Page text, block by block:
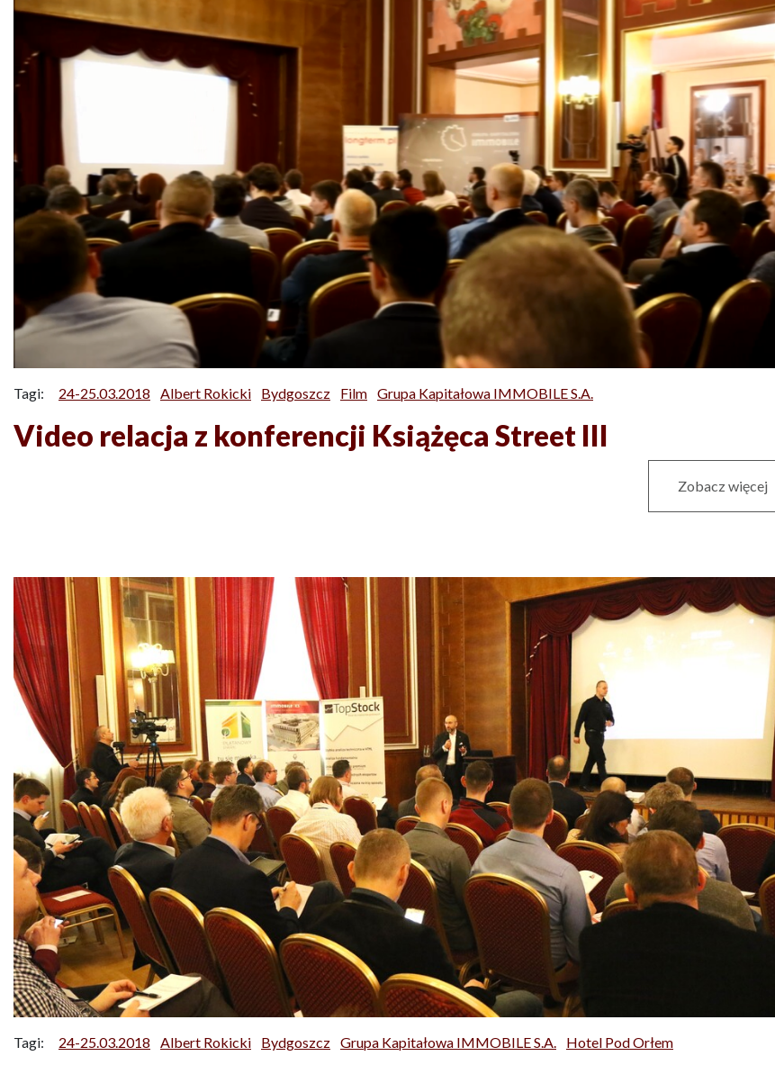
Tagi: 24-25.03.2018 Albert Rokicki Bydgoszcz Film Grupa Kapitałowa IMMOBILE S.A.
Video relacja z konferencji Książęca Street III
Zobacz więcej
Tagi: 24-25.03.2018 Albert Rokicki Bydgoszcz Grupa Kapitałowa IMMOBILE S.A. Hotel Pod Orłem